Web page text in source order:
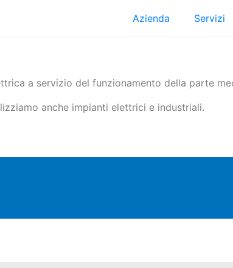
Azienda Servizi
a servizio del funzionamento della parte
anche impianti elettrici e industriali.